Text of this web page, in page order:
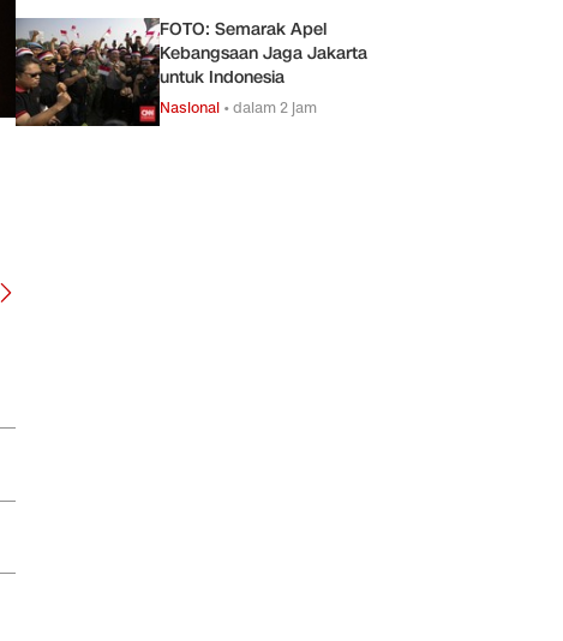
FOTO: Semarak Apel
Kebangsaan Jaga Jakarta
untuk Indonesia
Nasional •dalam 2 jam